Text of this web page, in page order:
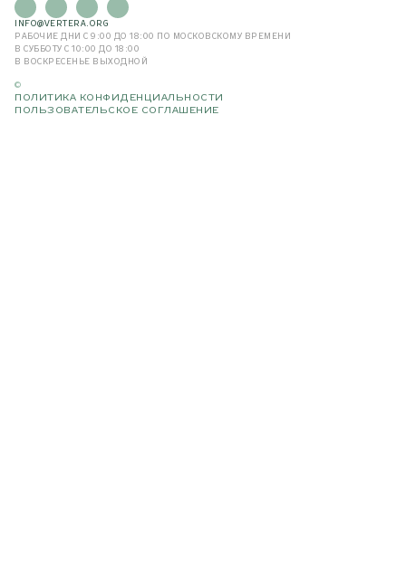
INFO@VERTERA.ORG
РАБОЧИЕ ДНИ С 9:00 ДО 18:00
ПО МОСКОВСКОМУ ВРЕМЕНИ
В СУББОТУ С 10:00 ДО 18:00
В ВОСКРЕСЕНЬЕ ВЫХОДНОЙ
©
ПОЛИТИКА КОНФИДЕНЦИАЛЬНОСТИ
ПОЛЬЗОВАТЕЛЬСКОЕ СОГЛАШЕНИЕ